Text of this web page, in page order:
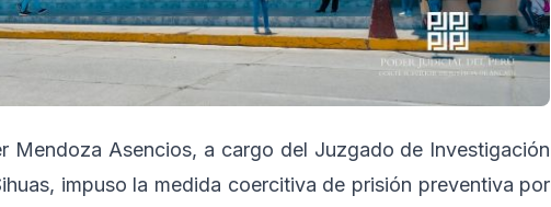
Mendoza Asencios, a cargo del Juzgado de Investigación
impuso la medida coercitiva de prisión preventiva por